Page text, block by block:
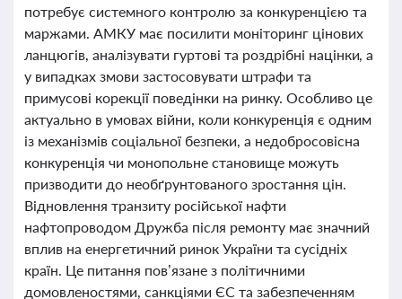
потребує системного контролю за конкуренцією та
маржами. АМКУ має посилити моніторинг цінових
ланцюгів, аналізувати гуртові та роздрібні націнки, а
у випадках змови застосовувати штрафи та
примусові корекції поведінки на ринку. Особливо це
актуально в умовах війни, коли конкуренція є одним
із механізмів соціальної безпеки, а недобросовісна
конкуренція чи монопольне становище можуть
призводити до необґрунтованого зростання цін.
Відновлення транзиту російської нафти
нафтопроводом Дружба після ремонту має значний
вплив на енергетичний ринок України та сусідніх
країн. Це питання пов’язане з політичними
домовленостями, санкціями ЄС та забезпеченням